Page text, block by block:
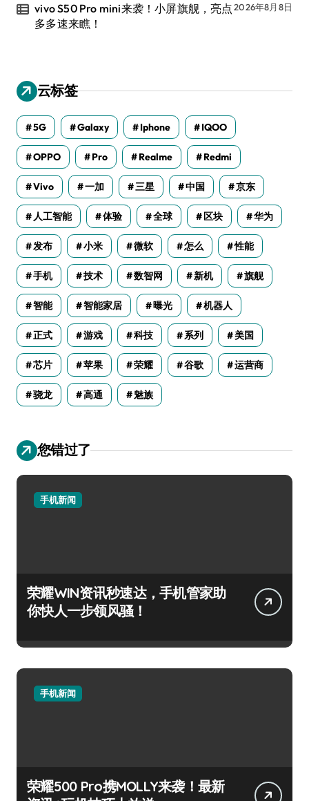
vivo S50 Pro mini来袭！小屏旗舰，亮点
多多速来瞧！
2026年8月8日
云标签
5G Galaxy Iphone IQOO
OPPO Pro Realme Redmi
Vivo 一加 三星 中国 京东
人工智能 体验 全球 区块 华为
发布 小米 微软 怎么 性能
手机 技术 数智网 新机 旗舰
智能 智能家居 曝光 机器人
正式 游戏 科技 系列 美国
芯片 苹果 荣耀 谷歌 运营商
骁龙 高通 魅族
您错过了
手机新闻
荣耀WIN资讯秒速达，手机管家助
你快人一步领风骚！
手机新闻
荣耀500 Pro携MOLLY来袭！最新